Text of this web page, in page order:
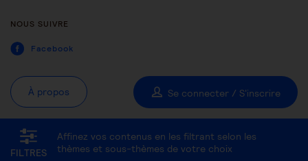
FILTRES
Affinez vos contenus en les filtrant selon les
thèmes et sous-thèmes de votre choix
Tous les thèmes Être aidant Être accompagné au quotidien
NOUS SUIVRE
Facebook
À propos Se connecter / S'inscrire